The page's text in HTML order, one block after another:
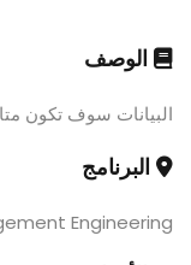
الوصف
البيانات سوف تكون
البرنامج
Engineering